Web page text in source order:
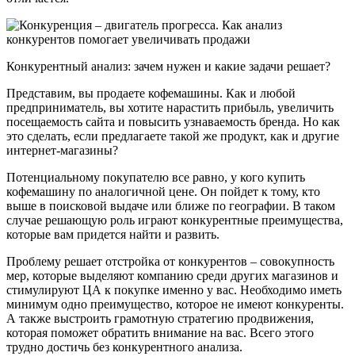
Конкурентный анализ: зачем нужен и какие задачи решает?
Представим, вы продаете кофемашины. Как и любой
предприниматель, вы хотите нарастить прибыль, увеличить
посещаемость сайта и повысить узнаваемость бренда. Но как
это сделать, если предлагаете такой же продукт, как и другие
интернет-магазины?
Потенциальному покупателю все равно, у кого купить
кофемашину по аналогичной цене. Он пойдет к тому, кто
выше в поисковой выдаче или ближе по географии. В таком
случае решающую роль играют конкурентные преимущества,
которые вам придется найти и развить.
Проблему решает отстройка от конкурентов – совокупность
мер, которые выделяют компанию среди других магазинов и
стимулируют ЦА к покупке именно у вас. Необходимо иметь
минимум одно преимущество, которое не имеют конкуренты.
А также выстроить грамотную стратегию продвижения,
которая поможет обратить внимание на вас. Всего этого
трудно достичь без конкурентного анализа.